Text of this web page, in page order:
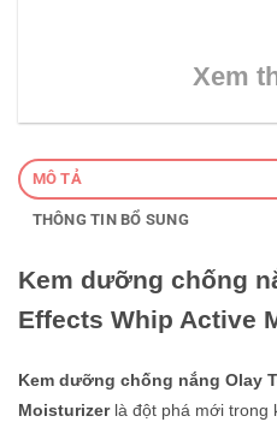
Xem
MÔ TẢ
THÔNG TIN BỔ SUNG
Kem dưỡng chống
Effects Whip Active
Kem dưỡng chống nắng Olay
Moisturizer là đột phá mới trong